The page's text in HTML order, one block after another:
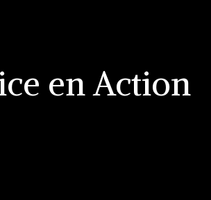
en Action